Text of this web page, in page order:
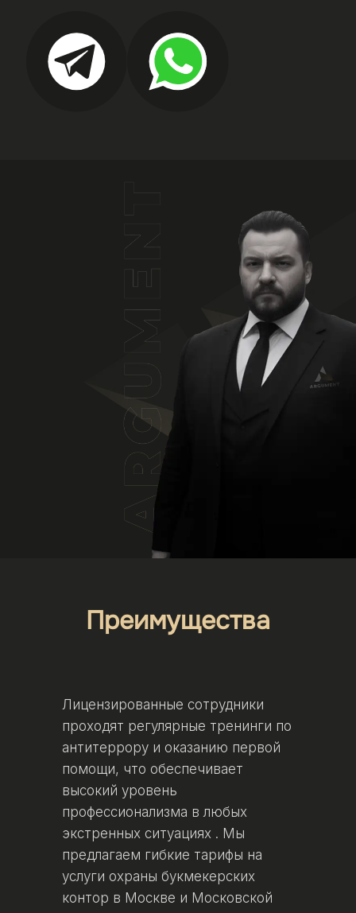
Преимущества
Лицензированные сотрудники
проходят регулярные тренинги по
антитеррору и оказанию первой
помощи, что обеспечивает
высокий уровень
профессионализма в любых
экстренных ситуациях . Мы
предлагаем гибкие тарифы на
услуги охраны букмекерских
контор в Москве и Московской